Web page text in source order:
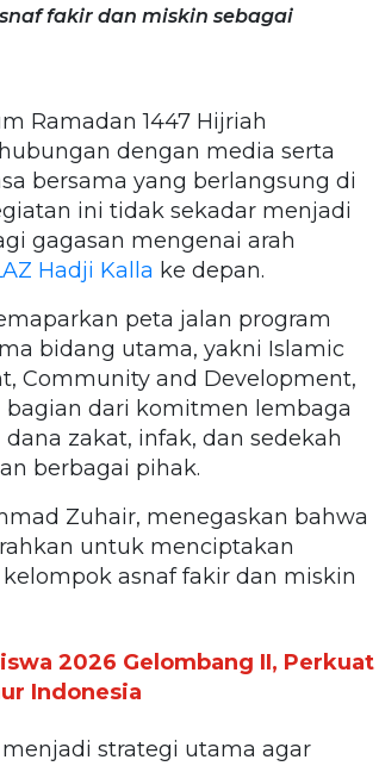
fakir dan miskin sebagai
Ramadan 1447 Hijriah
dengan media serta
bersama yang berlangsung di
ini tidak sekadar menjadi
gagasan mengenai arah
Hadji Kalla ke depan.
peta jalan program
bidang utama, yakni Islamic
Community and Development,
bagian dari komitmen lembaga
zakat, infak, dan sedekah
berbagai pihak.
Zuhair, menegaskan bahwa
untuk menciptakan
asnaf fakir dan miskin
2026 Gelombang II, Perkuat
Indonesia
strategi utama agar